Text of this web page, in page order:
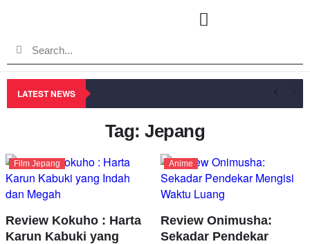
LATEST NEWS
Tag: Jepang
Film Jepang
Review Kokuho : Harta
Karun Kabuki yang
Anime
Review Onimusha:
Sekadar Pendekar